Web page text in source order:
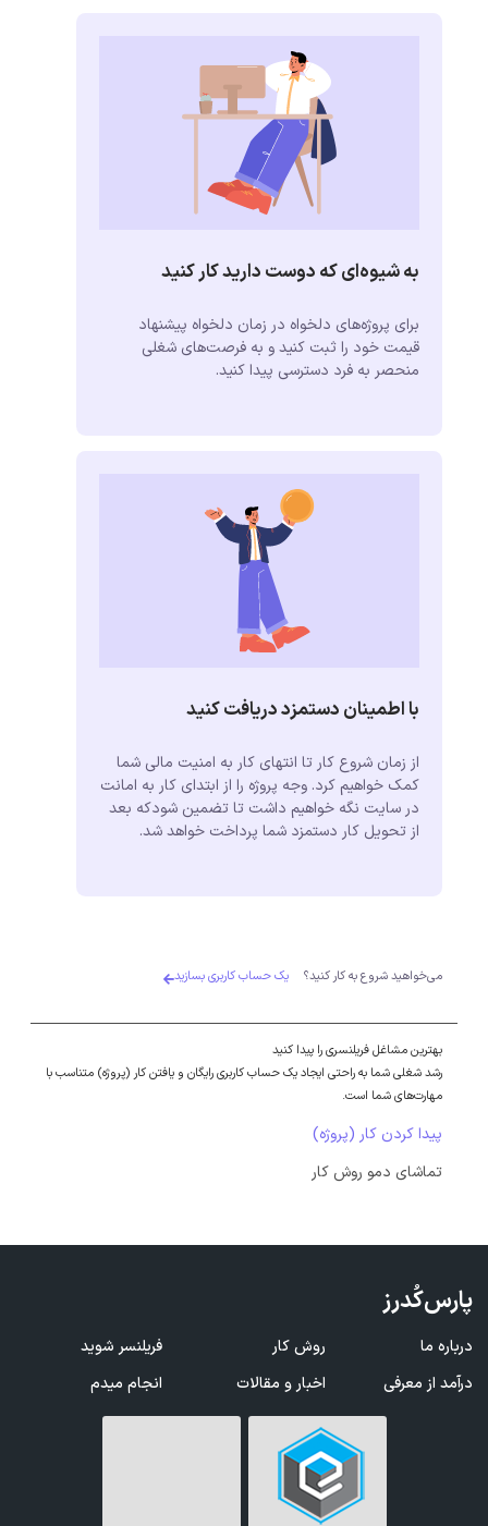
به شیوه‌ای که دوست دارید کار کنید
برای پروژه‌های دلخواه در زمان دلخواه پیشنهاد
قیمت خود را ثبت کنید و به فرصت‌های شغلی
منحصر به فرد دسترسی پیدا کنید.
با اطمینان دستمزد دریافت کنید
از زمان شروع کار تا انتهای کار به امنیت مالی شما
کمک خواهیم کرد. وجه پروژه را از ابتدای کار به امانت
در سایت نگه خواهیم داشت تا تضمین شودکه بعد
از تحویل کار دستمزد شما پرداخت خواهد شد.
می‌خواهید شروع به کار کنید؟ یک حساب کاربری بسازید
بهترین مشاغل فریلنسری را پیدا کنید
رشد شغلی شما به راحتی ایجاد یک حساب کاربری رایگان و یافتن کار (پروژه) متناسب با
مهارت‌های شما است.
پیدا کردن کار (پروژه)
تماشای دمو روش کار
پارس‌کُدرز
درباره ما روش کار
فریلنسر شوید
درآمد از معرفی
اخبار و مقالات انجام میدم